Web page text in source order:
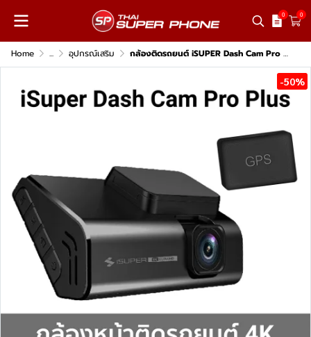
0 0
Home ... อุปกรณ์เสริม กล้องติดรถยนต์ iSUPER Dash Cam Pro Plus
-50%